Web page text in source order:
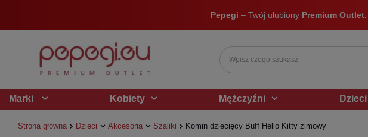
Pepegi – Twój ulubiony Premium Outlet.
Marki Kobiety Mężczyźni Dzieci
Strona główna Dzieci Akcesoria Szaliki Komin dziecięcy Buff Hello Kitty zimowy